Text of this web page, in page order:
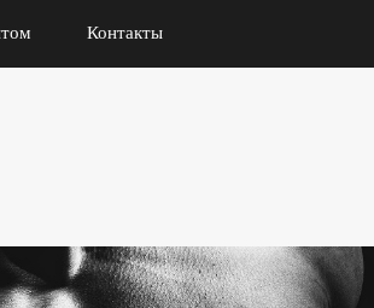
Контакты